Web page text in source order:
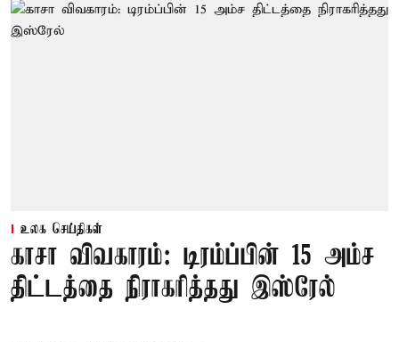
உலக செய்திகள்
காசா விவகாரம்: டிரம்ப்பின் 15 அம்ச
திட்டத்தை நிராகரித்தது இஸ்ரேல்